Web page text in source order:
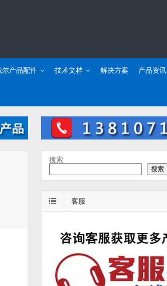
尔产品配件 技术文档 解决方案 产品资讯
搜索
搜索
客服